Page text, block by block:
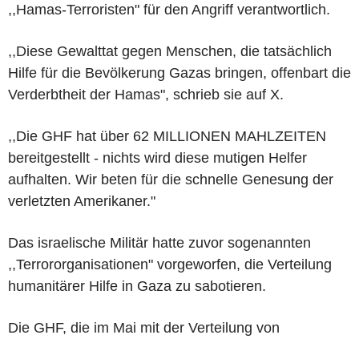
,,Hamas-Terroristen" für den Angriff verantwortlich.
,,Diese Gewalttat gegen Menschen, die tatsächlich
Hilfe für die Bevölkerung Gazas bringen, offenbart die
Verderbtheit der Hamas", schrieb sie auf X.
,,Die GHF hat über 62 MILLIONEN MAHLZEITEN
bereitgestellt - nichts wird diese mutigen Helfer
aufhalten. Wir beten für die schnelle Genesung der
verletzten Amerikaner."
Das israelische Militär hatte zuvor sogenannten
,,Terrororganisationen" vorgeworfen, die Verteilung
humanitärer Hilfe in Gaza zu sabotieren.
Die GHF, die im Mai mit der Verteilung von